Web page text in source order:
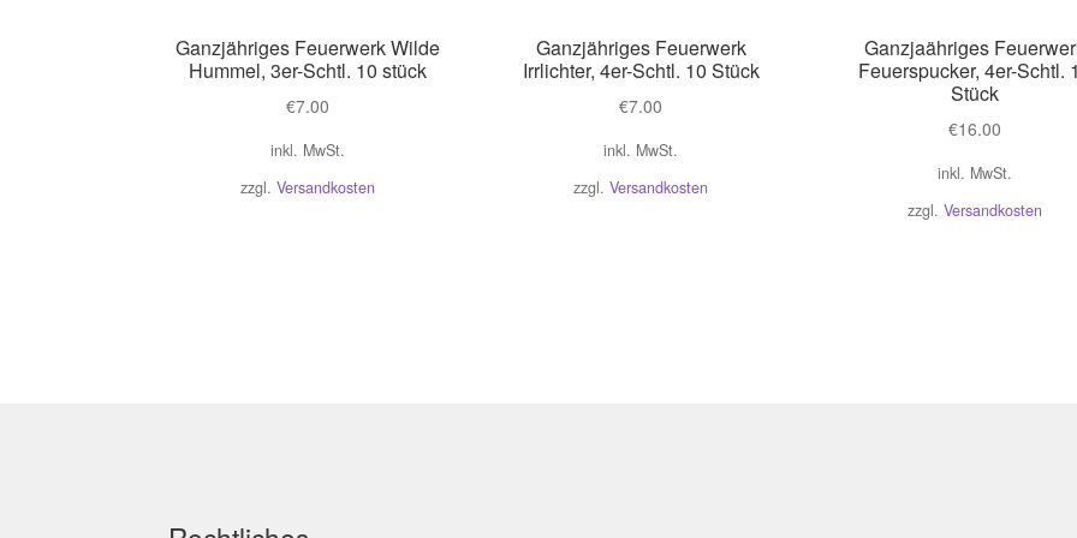
Ganzjähriges Feuerwerk Wilde
Hummel, 3er-Schtl. 10 stück
€7.00
inkl. MwSt.
zzgl. Versandkosten
Ganzjähriges Feuerwerk
Irrlichter, 4er-Schtl. 10 Stück
€7.00
inkl. MwSt.
zzgl.Versandkosten
Ganzjaähriges
Feuerspucker, 4er-Schtl.
Stück
€16.00
inkl. MwSt.
zzgl. Versandkosten